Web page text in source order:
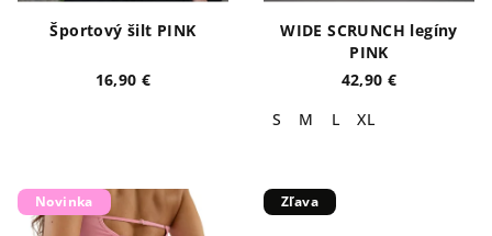
Športový šilt PINK
16,90 €
WIDE SCRUNCH legíny
PINK
42,90 €
S
M L XL
Novinka Zľava